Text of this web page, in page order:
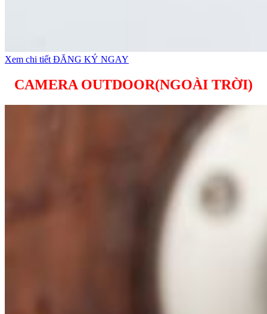
Xem chi tiết ĐĂNG KÝ NGAY
CAMERA OUTDOOR(NGOÀI TRỜI)